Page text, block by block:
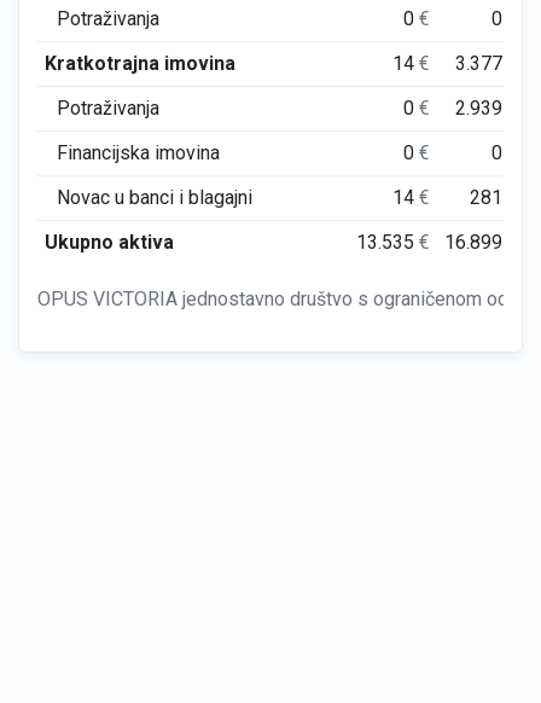
Potraživanja
0€ 0
Kratkotrajna imovina
14€ 3.377
Potraživanja
0€ 2.939
Financijska imovina
0€ 0
Novac u banci i blagajni
14€ 281
Ukupno aktiva
13.535€ 16.899
OPUS VICTORIA jednostavno društvo s ograničenom